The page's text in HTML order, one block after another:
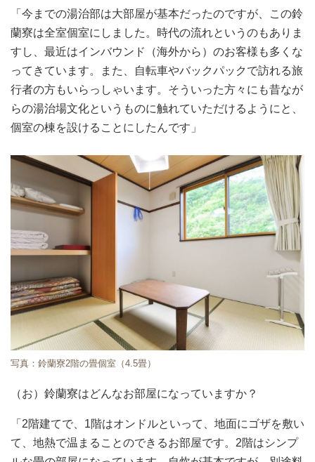
「今までの湯治部は大部屋が基本だったのですが、この鈴
蘭寮は全室個室にしました。時代の流れというのもありま
すし、最近はインバウンド（海外から）のお客様も多くな
ってきています。また、自転車やバックパックで訪れる旅
行者の方もいらっしゃいます。そういった方々にも昔なが
らの湯治場文化というものに触れていただけるようにと、
個室の棟を設けることにしたんです」
写真：鈴蘭寮2階の畳個室（4.5畳）
（お）鈴蘭寮はどんなお部屋になっていますか？
「2階建てで、1階はオンドルといって、地面にゴザを敷い
て、地熱で温まることのできるお部屋です。2階はシンプ